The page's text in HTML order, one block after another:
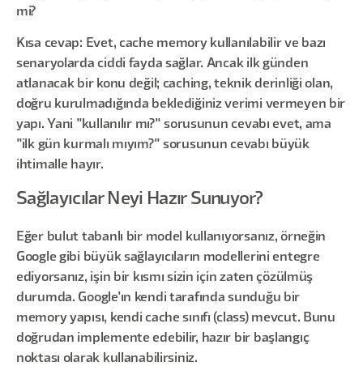
mi?
Kısa cevap: Evet, cache memory kullanılabilir ve bazı
senaryolarda ciddi fayda sağlar. Ancak ilk günden
atlanacak bir konu değil; caching, teknik derinliği olan,
doğru kurulmadığında beklediğiniz verimi vermeyen bir
yapı. Yani "kullanılır mı?" sorusunun cevabı evet, ama
"ilk gün kurmalı mıyım?" sorusunun cevabı büyük
ihtimalle hayır.
Sağlayıcılar Neyi Hazır Sunuyor?
Eğer bulut tabanlı bir model kullanıyorsanız, örneğin
Google gibi büyük sağlayıcıların modellerini entegre
ediyorsanız, işin bir kısmı sizin için zaten çözülmüş
durumda. Google'ın kendi tarafında sunduğu bir
memory yapısı, kendi cache sınıfı (class) mevcut. Bunu
doğrudan implemente edebilir, hazır bir başlangıç
noktası olarak kullanabilirsiniz.